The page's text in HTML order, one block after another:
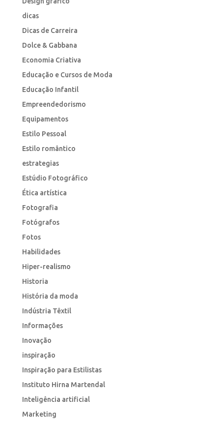
dicas
Dicas de Carreira
Dolce & Gabbana
Economia Criativa
Educação e Cursos de Moda
Educação Infantil
Empreendedorismo
Equipamentos
Estilo Pessoal
Estilo romântico
estrategias
Estúdio Fotográfico
Ética artística
Fotografia
Fotógrafos
Fotos
Habilidades
Hiper-realismo
Historia
História da moda
Indústria Têxtil
Informações
Inovação
inspiração
Inspiração para Estilistas
Instituto Hirna Martendal
Inteligência artificial
Marketing